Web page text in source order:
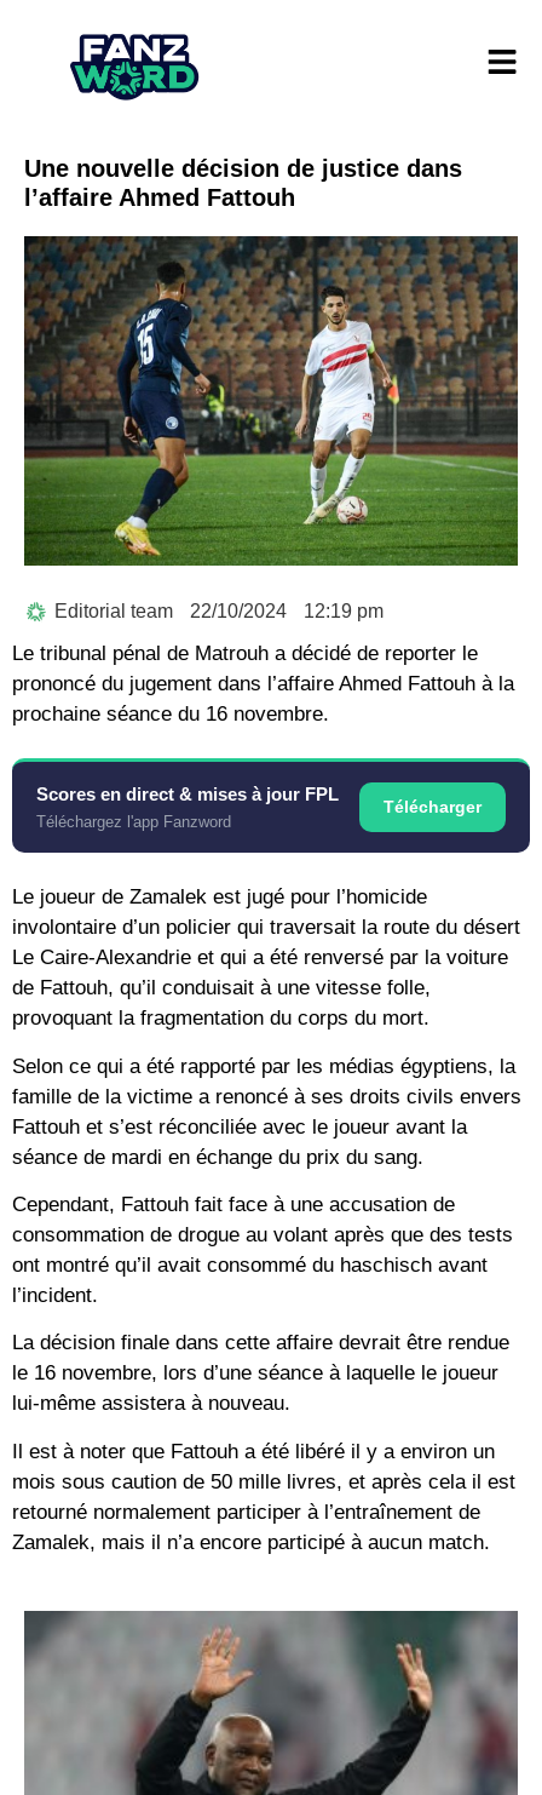
Une nouvelle décision de justice dans
l’affaire Ahmed Fattouh
Editorial team 22/10/2024 12:19 pm
Le tribunal pénal de Matrouh a décidé de reporter le
prononcé du jugement dans l’affaire Ahmed Fattouh à la
prochaine séance du 16 novembre.
Scores en direct & mises à jour FPL
Téléchargez l'app Fanzword
Télécharger
Le joueur de Zamalek est jugé pour l’homicide
involontaire d’un policier qui traversait la route du désert
Le Caire-Alexandrie et qui a été renversé par la voiture
de Fattouh, qu’il conduisait à une vitesse folle,
provoquant la fragmentation du corps du mort.
Selon ce qui a été rapporté par les médias égyptiens, la
famille de la victime a renoncé à ses droits civils envers
Fattouh et s’est réconciliée avec le joueur avant la
séance de mardi en échange du prix du sang.
Cependant, Fattouh fait face à une accusation de
consommation de drogue au volant après que des tests
ont montré qu’il avait consommé du haschisch avant
l’incident.
La décision finale dans cette affaire devrait être rendue
le 16 novembre, lors d’une séance à laquelle le joueur
lui-même assistera à nouveau.
Il est à noter que Fattouh a été libéré il y a environ un
mois sous caution de 50 mille livres, et après cela il est
retourné normalement participer à l’entraînement de
Zamalek, mais il n’a encore participé à aucun match.